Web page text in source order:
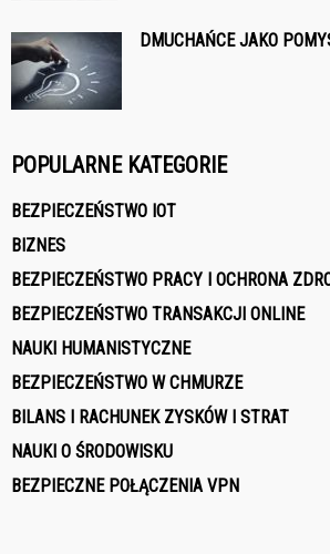
DMUCHAŃCE JAKO
POPULARNE KATEGORIE
BEZPIECZEŃSTWO IOT
BIZNES
BEZPIECZEŃSTWO PRACY I OCHRONA
BEZPIECZEŃSTWO TRANSAKCJI ONLINE
NAUKI HUMANISTYCZNE
BEZPIECZEŃSTWO W CHMURZE
BILANS I RACHUNEK ZYSKÓW I STRAT
NAUKI O ŚRODOWISKU
BEZPIECZNE POŁĄCZENIA VPN